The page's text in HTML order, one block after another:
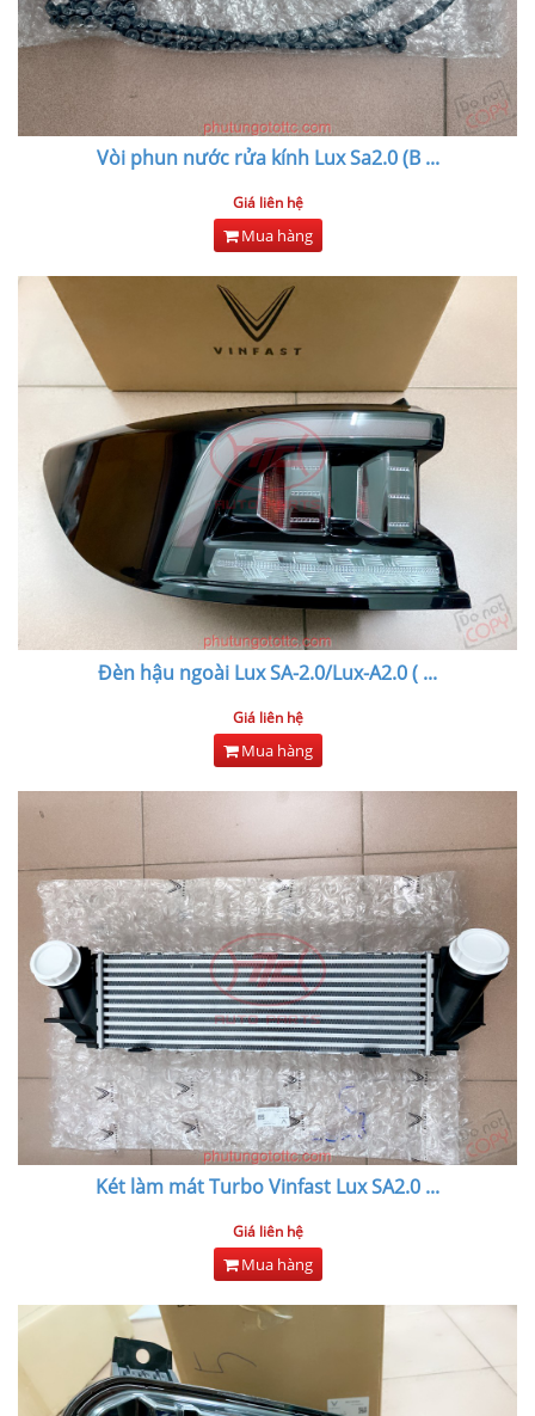
Vòi phun nước rửa kính Lux Sa2.0 (B...
Giá liên hệ
Mua hàng
Đèn hậu ngoài Lux SA-2.0/Lux-A2.0 ( ...
Giá liên hệ
Mua hàng
Két làm mát Turbo Vinfast Lux SA2.0 ...
Giá liên hệ
Mua hàng